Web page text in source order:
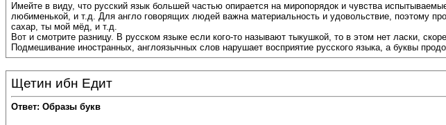
Имейте в виду, что русский язык большей частью опирается на миропорядок и чувства
любименькой, и т.д. Для англо говорящих людей важна материальность и удовольствие, поэтому
сахар, ты мой мёд, и т.д.
Вот и смотрите разницу. В русском языке если кого-то называют тыкушкой, то в этом нет ласки,
Подмешивание иностранных, англоязычных слов нарушает восприятие русского языка, а буквы
Щетин ибн Едит
Ответ: Образы букв